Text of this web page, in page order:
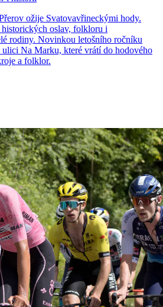
ožije Svatovavřineckými hody.
oslav, folkloru i
rodiny. Novinkou letošního ročníku
Na Marku, které vrátí do hodového
a folklor.